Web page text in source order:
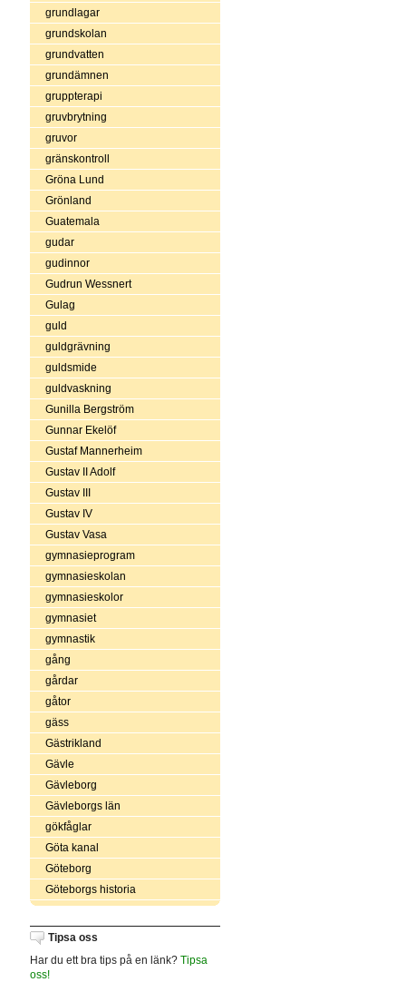
grundlagar
grundskolan
grundvatten
grundämnen
gruppterapi
gruvbrytning
gruvor
gränskontroll
Gröna Lund
Grönland
Guatemala
gudar
gudinnor
Gudrun Wessnert
Gulag
guld
guldgrävning
guldsmide
guldvaskning
Gunilla Bergström
Gunnar Ekelöf
Gustaf Mannerheim
Gustav II Adolf
Gustav III
Gustav IV
Gustav Vasa
gymnasieprogram
gymnasieskolan
gymnasieskolor
gymnasiet
gymnastik
gång
gårdar
gåtor
gäss
Gästrikland
Gävle
Gävleborg
Gävleborgs län
gökfåglar
Göta kanal
Göteborg
Göteborgs historia
Tipsa oss
Har du ett bra tips på en länk? Tipsa
oss!